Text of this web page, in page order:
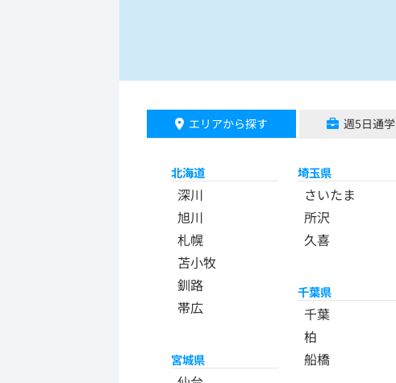
エリアから探す 週5日通学
北海道
深川
旭川
札幌
苫小牧
釧路
帯広
宮城県
埼玉県
さいたま
所沢
久喜
千葉県
千葉
柏
船橋